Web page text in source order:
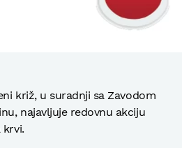
križ, u suradnji sa Zavodom
najavljuje redovnu akciju
krvi.